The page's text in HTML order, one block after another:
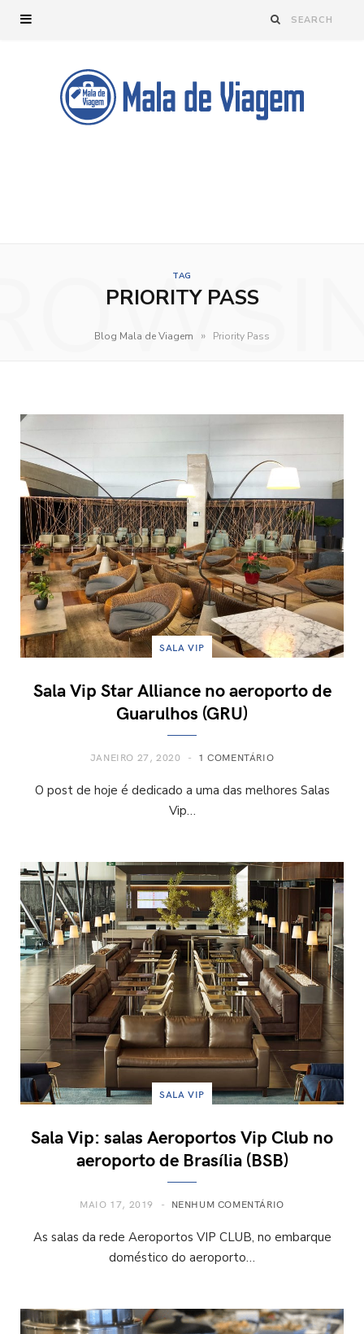
TAG
PRIORITY PASS
Blog Mala de Viagem » Priority Pass
SALA VIP
Sala Vip Star Alliance no aeroporto de
Guarulhos (GRU)
JANEIRO 27, 2020 1 COMENTÁRIO
O post de hoje é dedicado a uma das melhores Salas
Vip…
SALA VIP
Sala Vip: salas Aeroportos Vip Club no
aeroporto de Brasília (BSB)
MAIO 17, 2019 NENHUM COMENTÁRIO
As salas da rede Aeroportos VIP CLUB, no embarque
doméstico do aeroporto…